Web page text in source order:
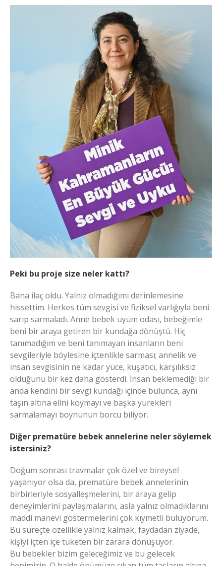
Peki bu proje size neler kattı?
Bana ilaç oldu. Yalnız olmadığımı derinlemesine
hissettim. Herkes tüm sevgisi ve fiziksel varlığıyla beni
sarıp sarmaladı. Anne bebek uyum odası, bebeğimle
beni bir araya getiren bir kundağa dönüştü. Hiç
tanımadığım ve beni tanımayan insanların beni
sevgileriyle böylesine içtenlikle sarması; annelik ve
insan sevgisinin ne kadar yüce, kuşatıcı, karşılıksız
olduğunu bir kez daha gösterdi. İnsan beklemediği bir
anda kendini bir sevgi kundağı içinde bulunca, aynı
taşın altına elini koymayı ve başka yürekleri
sarmalamayı boynunun borcu biliyor.
Diğer prematüre bebek annelerine neler söylemek
istersiniz?
Doğum sonrası travmalar çok özel ve bireysel
yaşanıyor olsa da, prematüre bebek annelerinin
birbirleriyle sosyalleşmelerini, bir araya gelip
deneyimlerini paylaşmalarını, asla yalnız olmadıklarını
maddi manevi göstermelerini çok kıymetli buluyorum.
Bu süreçte özellikle yalnız kalmak, faydadan ziyade,
kişiyi içten içe tüketen bir zarara dönüşüyor.
Bu bebekler bizim geleceğimiz ve bu gelecek